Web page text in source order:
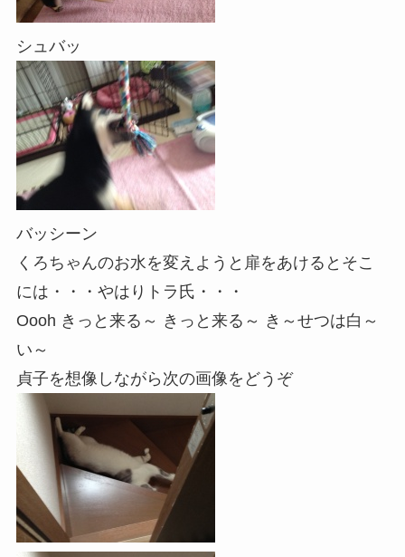
シュバッ
バッシーン
くろちゃんのお水を変えようと扉をあけるとそこ
には・・・やはりトラ氏・・・
Oooh きっと来る～ きっと来る～ き～せつは白～
い～
貞子を想像しながら次の画像をどうぞ